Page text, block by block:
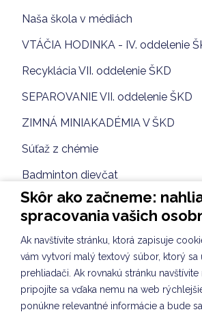
Naša škola v médiách
VTÁČIA HODINKA - IV. oddelenie
Recyklácia VII. oddelenie ŠKD
SEPAROVANIE VII. oddelenie ŠKD
ZIMNÁ MINIAKADÉMIA V ŠKD
Súťaž z chémie
Badminton dievčat
Sebarozvoj a svet práce VII.
VIANOČNÝ FLORBAL 16.12.2024
VIANOČNÁ VYBÍJANÁ 13.12.2024
VIANOČNÝ BAZÁR 12.12.2024
Vianočný bazár II. oddelenie ŠKD
Skôr ako začneme:
spracovania vašich
Ak navštívite stránku, ktorá zapisuje
vám vytvorí malý textový súbor, ktorý sa
prehliadači. Ak rovnakú stránku navštívite
pripojíte sa vďaka nemu na web
ponúkne relevantné informácie a bude